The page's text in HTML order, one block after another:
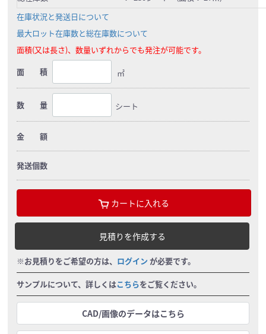
在庫状況と発送日について
最大ロット在庫数と総在庫数について
面積(又は長さ)、数量いずれからでも発注が可能です。
面 積
㎡
数 量 シート
金 額
発送個数
カートに入れる
見積りを作成する
※お見積りをご希望の方は、 ログイン が必要です。
サンプルについて、詳しくはこちらをご覧ください。
CAD/画像のデータはこちら